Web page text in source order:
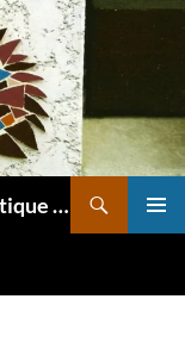
MIMI VERMICELLE / Cours Art plastique et mosaïque